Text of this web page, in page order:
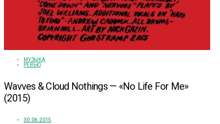
МУЗЫКА
РЕВЬЮ
Wavves & Cloud Nothings — «No Life For Me»
(2015)
30.06.2015